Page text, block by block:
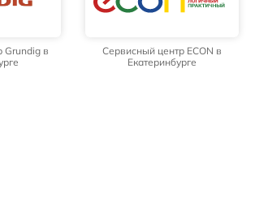
Grundig в
Сервисный центр ECON в
Екатеринбурге